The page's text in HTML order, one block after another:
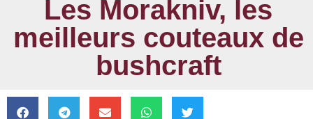
Les Morakniv, les
meilleurs couteaux de
bushcraft